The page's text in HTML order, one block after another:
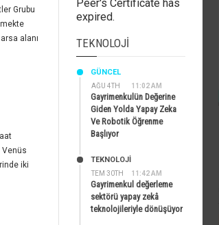
Grubu
alanı
Venüs
iki
Peer's Certificate has
expired.
TEKNOLOJI
AĞU 4TH 11:02 AM
GÜNCEL
Gayrimenkulün Değerine
Giden Yolda Yapay Zeka
Ve Robotik Öğrenme
Başlıyor
TEM 30TH 11:42 AM
TEKNOLOJİ
Gayrimenkul değerleme
sektörü yapay zekâ
teknolojileriyle dönüşüyor